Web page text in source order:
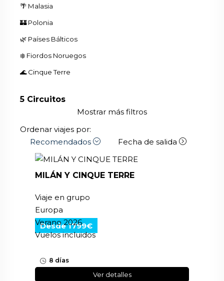
🌴 Malasia
🏰 Polonia
🌿 Países Bálticos
❄️ Fiordos Noruegos
🌊 Cinque Terre
5 Circuitos
Mostrar más filtros
Ordenar viajes por:
Recomendados
Fecha de salida
Desde 1799€
MILÁN Y CINQUE TERRE
Viaje en grupo
Europa
Verano 2026
Vuelos incluidos
8 días
Ver detalles